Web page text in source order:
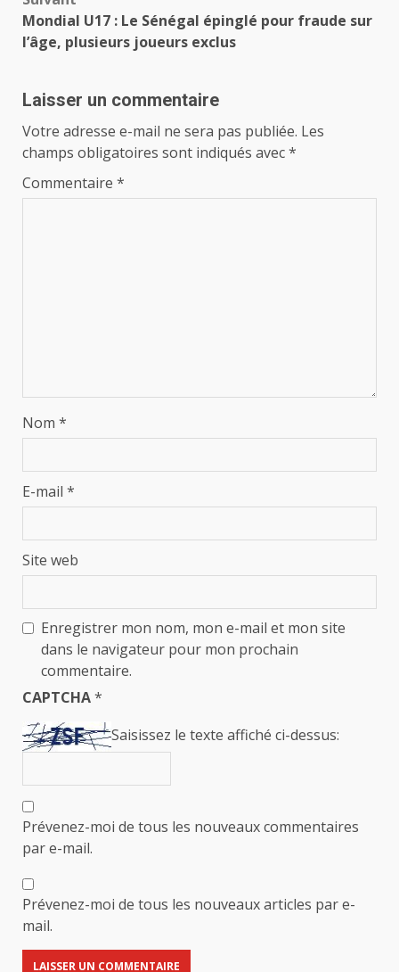
Mondial U17 : Le Sénégal épinglé pour fraude sur
l’âge, plusieurs joueurs exclus
Laisser un commentaire
Votre adresse e-mail ne sera pas publiée. Les
champs obligatoires sont indiqués avec*
Commentaire *
Nom *
E-mail *
Site web
Enregistrer mon nom, mon e-mail et mon site
dans le navigateur pour mon prochain
commentaire.
CAPTCHA*
Saisissez le texte affiché ci-dessus:
Prévenez-moi de tous les nouveaux commentaires
par e-mail.
Prévenez-moi de tous les nouveaux articles par e-
mail.